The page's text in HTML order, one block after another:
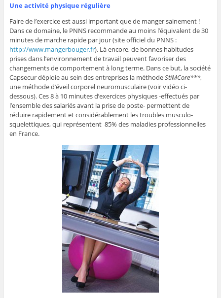
Une activité physique régulière
Faire de l’exercice est aussi important que de manger sainement !
Dans ce domaine, le PNNS recommande au moins l’équivalent de 30
minutes de marche rapide par jour (site officiel du PNNS :
http://www.mangerbouger.fr). Là encore, de bonnes habitudes
prises dans l’environnement de travail peuvent favoriser des
changements de comportement à long terme. Dans ce but, la société
Capsecur déploie au sein des entreprises la méthodeStiMCore***,
une méthode d’éveil corporel neuromusculaire (voir vidéo ci-
dessous). Ces 8 à 10 minutes d’exercices physiques -effectués par
l’ensemble des salariés avant la prise de poste- permettent de
réduire rapidement et considérablement les troubles musculo-
squelettiques, qui représentent 85% des maladies professionnelles
en France.